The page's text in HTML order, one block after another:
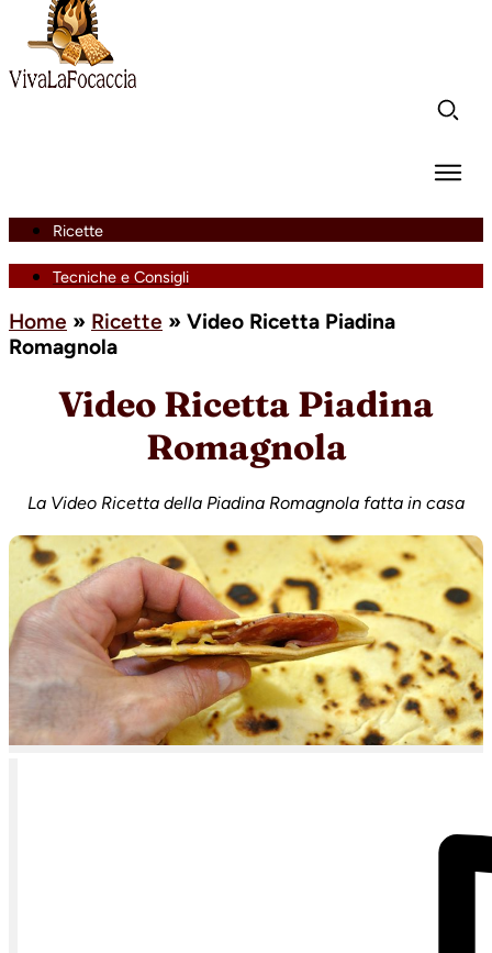
Ricette
Tecniche e Consigli
Home » Ricette » Video Ricetta Piadina
Romagnola
Video Ricetta Piadina
Romagnola
La Video Ricetta della Piadina Romagnola fatta in casa